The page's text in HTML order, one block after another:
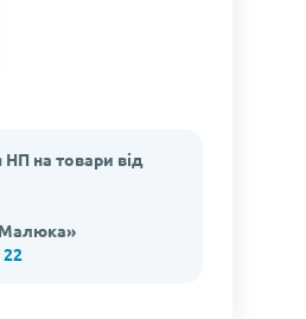
на товари від
Малюка»